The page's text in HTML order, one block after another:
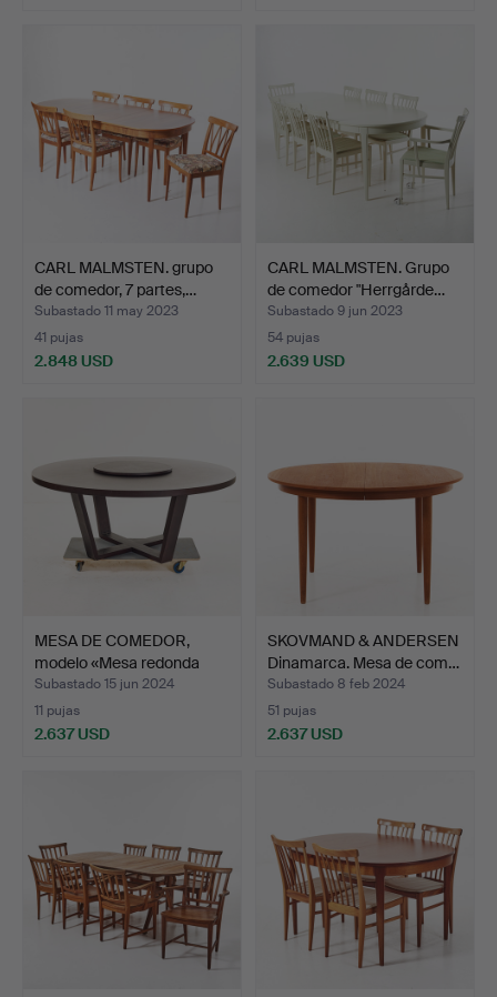
CARL MALMSTEN. grupo
de comedor, 7 partes,…
Subastado 11 may 2023
41 pujas
2.848 USD
CARL MALMSTEN. Grupo
de comedor "Herrgårde…
Subastado 9 jun 2023
54 pujas
2.639 USD
MESA DE COMEDOR,
modelo «Mesa redonda
Xilo…
Subastado 15 jun 2024
11 pujas
2.637 USD
SKOVMAND & ANDERSEN
Dinamarca. Mesa de com…
Subastado 8 feb 2024
51 pujas
2.637 USD